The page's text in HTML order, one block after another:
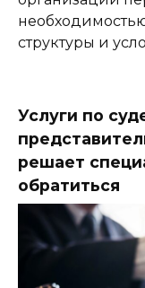
структуры и
Услуги по
решает
обратиться